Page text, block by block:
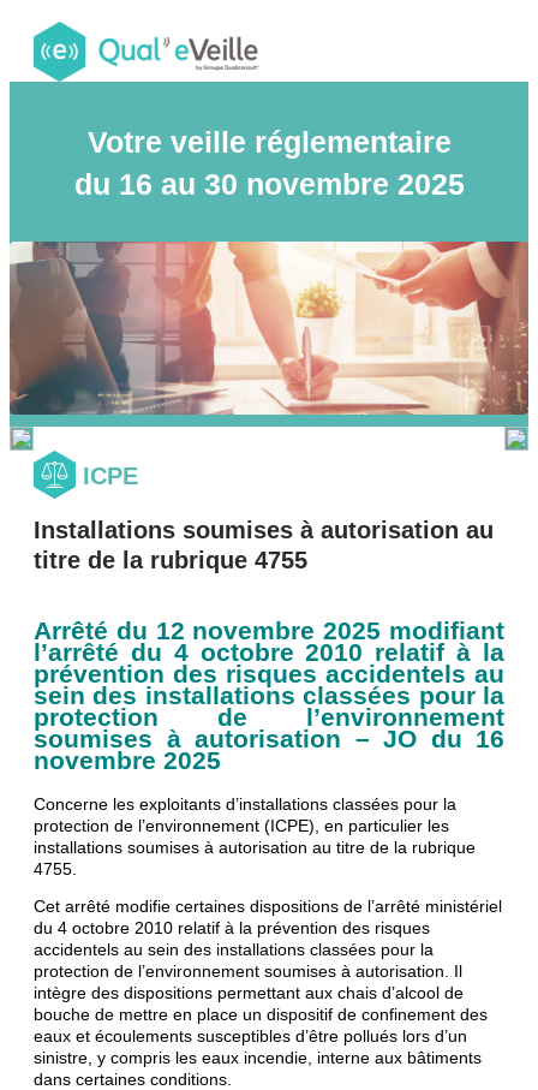
Votre veille réglementaire
du 16 au 30 novembre 2025
ICPE
Installations soumises à autorisation au
titre de la rubrique 4755
Arrêté du 12 novembre 2025 modifiant
l’arrêté du 4 octobre 2010 relatif à la
prévention des risques accidentels au
sein des installations classées pour la
protection de l’environnement
soumises à autorisation – JO du 16
novembre 2025
Concerne les exploitants d’installations classées pour la
protection de l’environnement (ICPE), en particulier les
installations soumises à autorisation au titre de la rubrique
4755.
Cet arrêté modifie certaines dispositions de l’arrêté ministériel
du 4 octobre 2010 relatif à la prévention des risques
accidentels au sein des installations classées pour la
protection de l’environnement soumises à autorisation. Il
intègre des dispositions permettant aux chais d’alcool de
bouche de mettre en place un dispositif de confinement des
eaux et écoulements susceptibles d’être pollués lors d’un
sinistre, y compris les eaux incendie, interne aux bâtiments
dans certaines conditions.